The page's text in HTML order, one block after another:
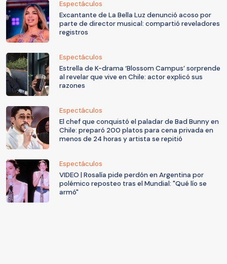
Espectáculos
Excantante de La Bella Luz denunció acoso por
parte de director musical: compartió reveladores
registros
Espectáculos
Estrella de K-drama ‘Blossom Campus’ sorprende
al revelar que vive en Chile: actor explicó sus
razones
Espectáculos
El chef que conquistó el paladar de Bad Bunny en
Chile: preparó 200 platos para cena privada en
menos de 24 horas y artista se repitió
Espectáculos
VIDEO | Rosalía pide perdón en Argentina por
polémico reposteo tras el Mundial: "Qué lío se
armó"